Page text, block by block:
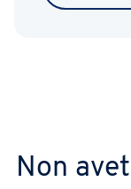
Non